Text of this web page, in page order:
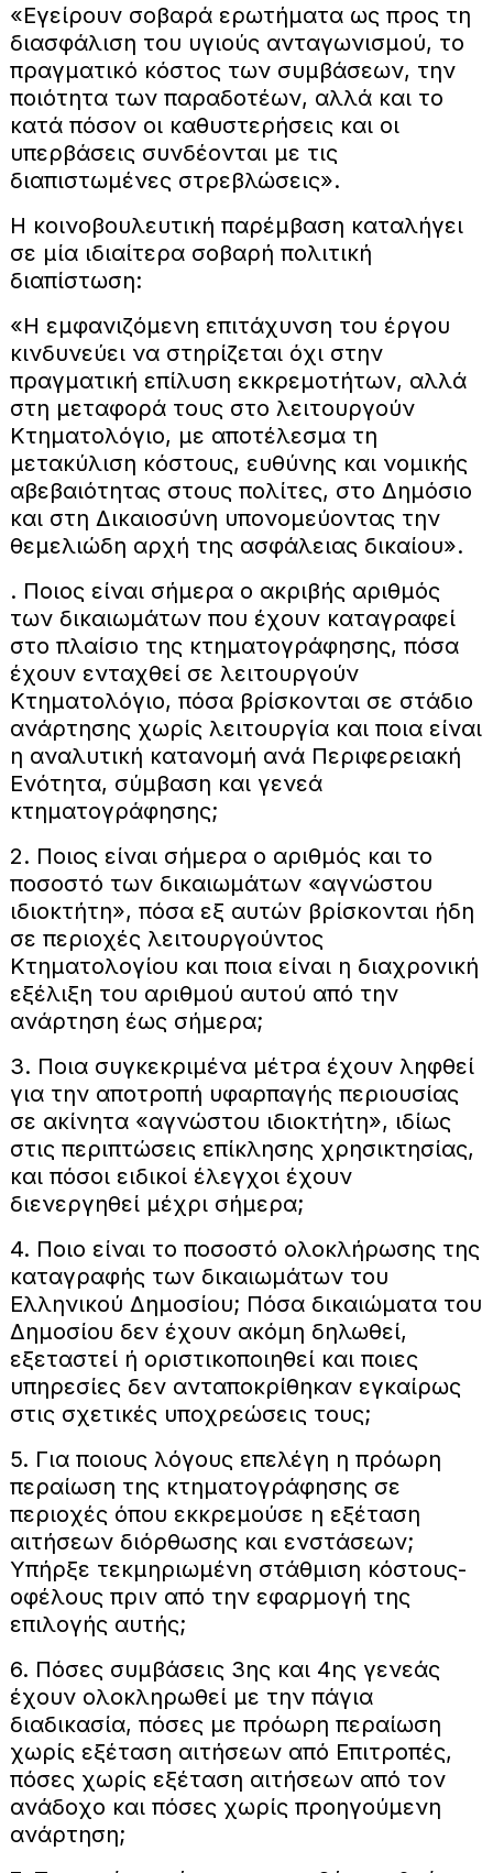
«Εγείρουν σοβαρά ερωτήματα ως προς τη
διασφάλιση του υγιούς ανταγωνισμού, το
πραγματικό κόστος των συμβάσεων, την
ποιότητα των παραδοτέων, αλλά και το
κατά πόσον οι καθυστερήσεις και οι
υπερβάσεις συνδέονται με τις
διαπιστωμένες στρεβλώσεις».
Η κοινοβουλευτική παρέμβαση καταλήγει
σε μία ιδιαίτερα σοβαρή πολιτική
διαπίστωση:
«Η εμφανιζόμενη επιτάχυνση του έργου
κινδυνεύει να στηρίζεται όχι στην
πραγματική επίλυση εκκρεμοτήτων, αλλά
στη μεταφορά τους στο λειτουργούν
Κτηματολόγιο, με αποτέλεσμα τη
μετακύλιση κόστους, ευθύνης και νομικής
αβεβαιότητας στους πολίτες, στο Δημόσιο
και στη Δικαιοσύνη υπονομεύοντας την
θεμελιώδη αρχή της ασφάλειας δικαίου».
. Ποιος είναι σήμερα ο ακριβής αριθμός
των δικαιωμάτων που έχουν καταγραφεί
στο πλαίσιο της κτηματογράφησης, πόσα
έχουν ενταχθεί σε λειτουργούν
Κτηματολόγιο, πόσα βρίσκονται σε στάδιο
ανάρτησης χωρίς λειτουργία και ποια είναι
η αναλυτική κατανομή ανά Περιφερειακή
Ενότητα, σύμβαση και γενεά
κτηματογράφησης;
2. Ποιος είναι σήμερα ο αριθμός και το
ποσοστό των δικαιωμάτων «αγνώστου
ιδιοκτήτη», πόσα εξ αυτών βρίσκονται ήδη
σε περιοχές λειτουργούντος
Κτηματολογίου και ποια είναι η διαχρονική
εξέλιξη του αριθμού αυτού από την
ανάρτηση έως σήμερα;
3. Ποια συγκεκριμένα μέτρα έχουν ληφθεί
για την αποτροπή υφαρπαγής περιουσίας
σε ακίνητα «αγνώστου ιδιοκτήτη», ιδίως
στις περιπτώσεις επίκλησης χρησικτησίας,
και πόσοι ειδικοί έλεγχοι έχουν
διενεργηθεί μέχρι σήμερα;
4. Ποιο είναι το ποσοστό ολοκλήρωσης της
καταγραφής των δικαιωμάτων του
Ελληνικού Δημοσίου; Πόσα δικαιώματα του
Δημοσίου δεν έχουν ακόμη δηλωθεί,
εξεταστεί ή οριστικοποιηθεί και ποιες
υπηρεσίες δεν ανταποκρίθηκαν εγκαίρως
στις σχετικές υποχρεώσεις τους;
5. Για ποιους λόγους επελέγη η πρόωρη
περαίωση της κτηματογράφησης σε
περιοχές όπου εκκρεμούσε η εξέταση
αιτήσεων διόρθωσης και ενστάσεων;
Υπήρξε τεκμηριωμένη στάθμιση κόστους-
οφέλους πριν από την εφαρμογή της
επιλογής αυτής;
6. Πόσες συμβάσεις 3ης και 4ης γενεάς
έχουν ολοκληρωθεί με την πάγια
διαδικασία, πόσες με πρόωρη περαίωση
χωρίς εξέταση αιτήσεων από Επιτροπές,
πόσες χωρίς εξέταση αιτήσεων από τον
ανάδοχο και πόσες χωρίς προηγούμενη
ανάρτηση;